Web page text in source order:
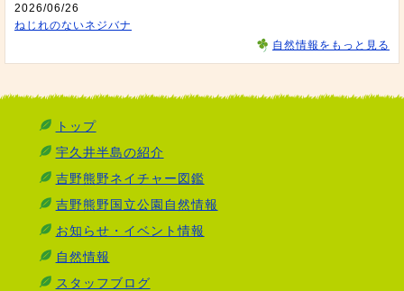
2026/06/26
ねじれのないネジバナ
自然情報をもっと見る
トップ
宇久井半島の紹介
吉野熊野ネイチャー図鑑
吉野熊野国立公園自然情報
お知らせ・イベント情報
自然情報
スタッフブログ